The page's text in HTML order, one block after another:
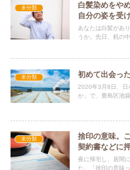
未分類
白髪染めをや
自分の姿を受
あなたは白髪があ
うか。先日、机の
未分類 初めて出会っ
2020年3月8日、日
か」で、豊島区池
未分類
捨印の意味。
契約書などに
夜に帰宅し、居間
た。「捨印の意味